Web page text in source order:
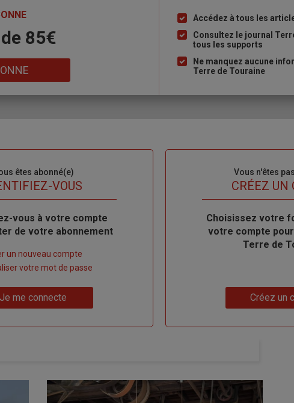
85€
Liste
à
puce
Accédez à tous les
Consultez le journal
tous les supports
Ne manquez aucune
Terre de Touraine
êtes abonné(e)
VOUS
vous à votre compte
de votre abonnement
un nouveau compte
votre mot de passe
Je me connecte
Vous n'êtes
TITRECRÉEZ UN
Body
Choisissez votre
votre compte
Terre de
Créez un